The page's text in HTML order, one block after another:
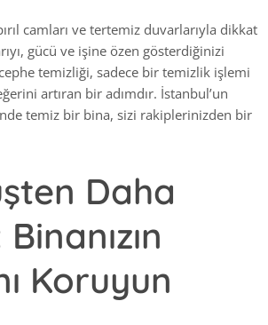
camları ve tertemiz duvarlarıyla dikkat
gücü ve işine özen gösterdiğinizi
cephe temizliği, sadece bir temizlik işlemi
artıran bir adımdır. İstanbul’un
temiz bir bina, sizi rakiplerinizden bir
Daha
Koruyun